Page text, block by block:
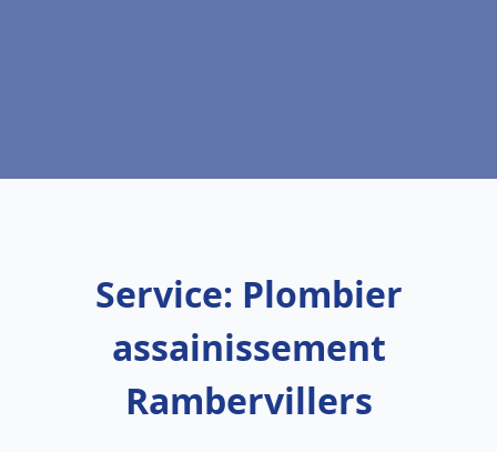
Service: Plombier
assainissement
Rambervillers